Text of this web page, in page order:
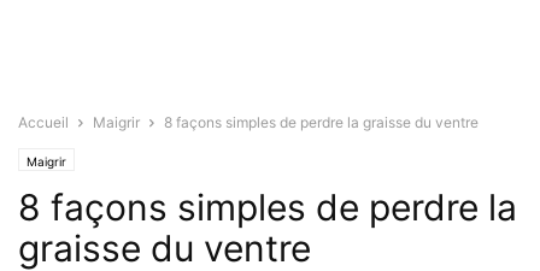
Accueil Maigrir 8 façons simples de perdre la graisse du ventre
Maigrir
8 façons simples de perdre la
graisse du ventre